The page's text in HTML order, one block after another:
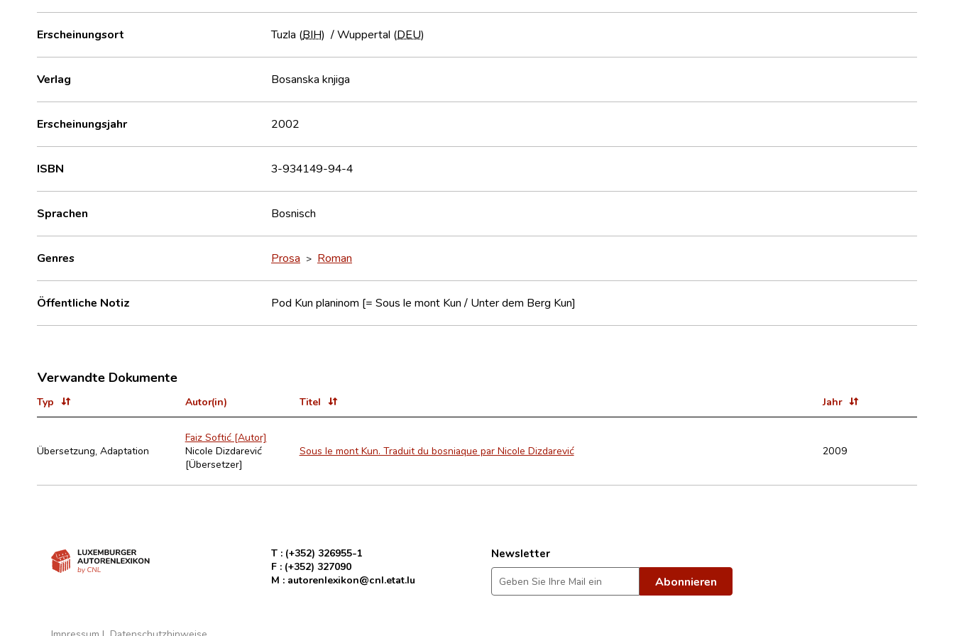
Erscheinungsort Tuzla (BIH) /Wuppertal (DEU)
Verlag Bosanska knjiga
Erscheinungsjahr 2002
ISBN 3-934149-94-4
Sprachen Bosnisch
Genres Prosa > Roman
Öffentliche Notiz Pod Kun planinom [= Sous le mont Kun / Unter dem Berg Kun]
Verwandte Dokumente
Typ Autor(in) Titel Jahr
Übersetzung, Adaptation
Faiz Softić [Autor]
Nicole Dizdarević
[Übersetzer]
Sous le mont Kun. Traduit du bosniaque par Nicole Dizdarević 2009
T : (+352) 326955-1
F : (+352) 327090
M : autorenlexikon@cnl.etat.lu
Newsletter